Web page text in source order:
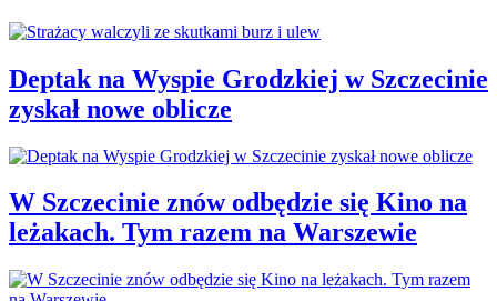
Deptak na Wyspie Grodzkiej w Szczecinie
zyskał nowe oblicze
W Szczecinie znów odbędzie się Kino na
leżakach. Tym razem na Warszewie